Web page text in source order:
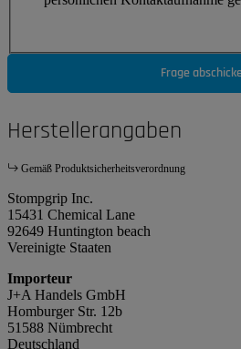
Frage
Herstellerangaben
Gemäß Produktsicherheitsverordnung
Stompgrip Inc.
15431 Chemical Lane
92649 Huntington beach
Vereinigte Staaten
Importeur
J+A Handels GmbH
Homburger Str. 12b
51588 Nümbrecht
Deutschland